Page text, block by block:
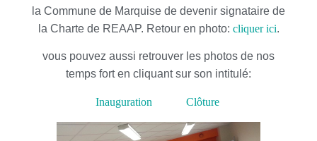
la Commune de Marquise de devenir signataire de
la Charte de REAAP. Retour en photo: cliquer ici.
vous pouvez aussi retrouver les photos de nos
temps fort en cliquant sur son intitulé:
Inauguration Clôture